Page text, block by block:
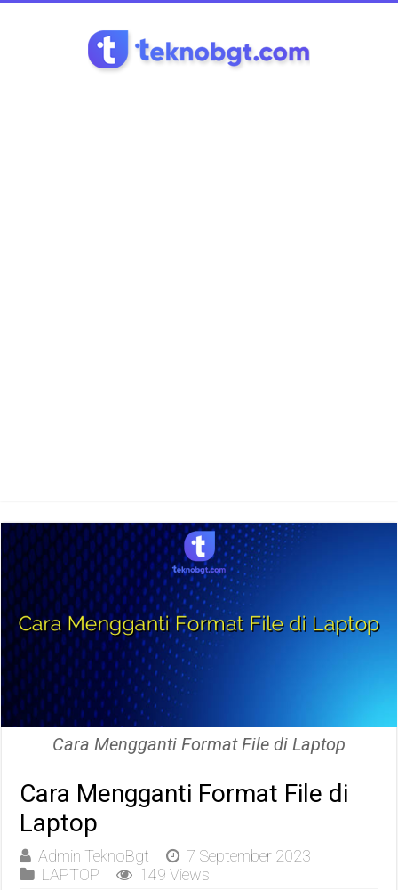
Cara Mengganti Format File di Laptop
Cara Mengganti Format File di
Laptop
Admin TeknoBgt
7 September 2023
LAPTOP
149 Views